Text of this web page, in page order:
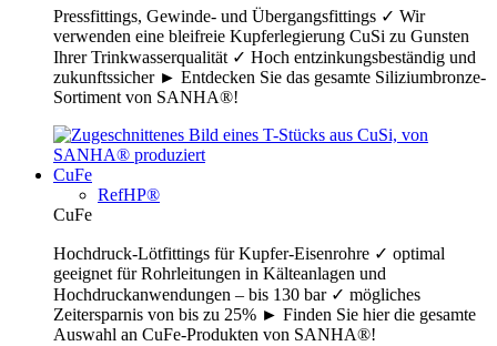
Pressfittings, Gewinde- und Übergangsfittings ✓ Wir
verwenden eine bleifreie Kupferlegierung CuSi zu Gunsten
Ihrer Trinkwasserqualität ✓ Hoch entzinkungsbeständig und
zukunftssicher ► Entdecken Sie das gesamte Siliziumbronze-
Sortiment von SANHA®!
CuFe
RefHP®
CuFe
Hochdruck-Lötfittings für Kupfer-Eisenrohre ✓ optimal
geeignet für Rohrleitungen in Kälteanlagen und
Hochdruckanwendungen – bis 130 bar ✓ mögliches
Zeitersparnis von bis zu 25% ► Finden Sie hier die gesamte
Auswahl an CuFe-Produkten von SANHA®!